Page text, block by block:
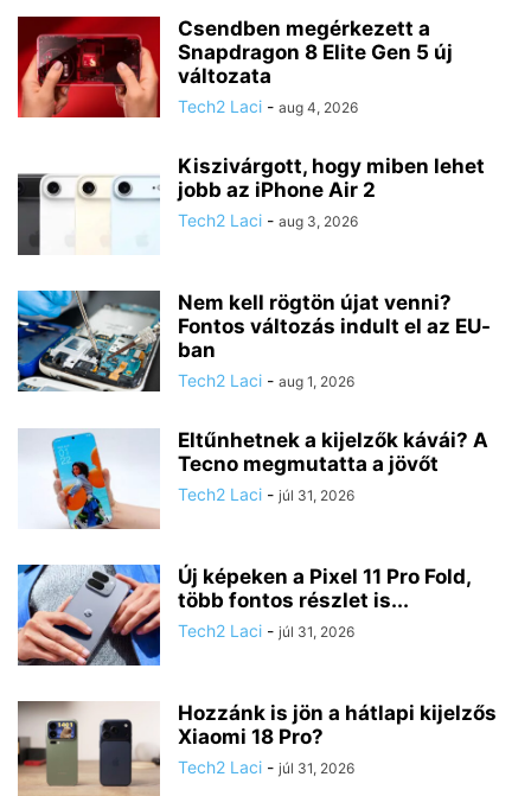
Csendben megérkezett a
Snapdragon 8 Elite Gen 5 új
változata
Tech2 Laci - aug 4, 2026
Kiszivárgott, hogy miben lehet
jobb az iPhone Air 2
Tech2 Laci - aug 3, 2026
Nem kell rögtön újat venni?
Fontos változás indult el az EU-
ban
Tech2 Laci - aug 1, 2026
Eltűnhetnek a kijelzők kávái? A
Tecno megmutatta a jövőt
Tech2 Laci - júl 31, 2026
Új képeken a Pixel 11 Pro Fold,
több fontos részlet is...
Tech2 Laci - júl 31, 2026
Hozzánk is jön a hátlapi kijelzős
Xiaomi 18 Pro?
Tech2 Laci - júl 31, 2026